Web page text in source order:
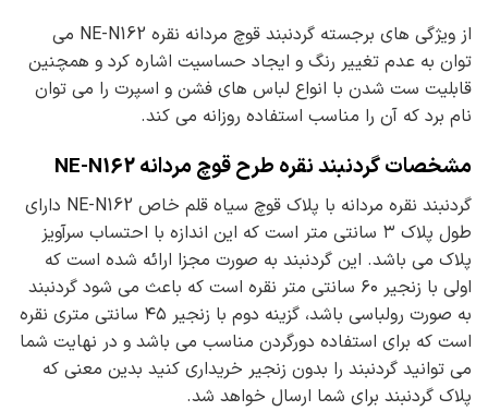
از ویژگی های برجسته گردنبند قوچ مردانه نقره NE-N162 می
توان به عدم تغییر رنگ و ایجاد حساسیت اشاره کرد و همچنین
قابلیت ست شدن با انواع لباس های فشن و اسپرت را می توان
نام برد که آن را مناسب استفاده روزانه می کند.
مشخصات گردنبند نقره طرح قوچ مردانه NE-N162
گردنبند نقره مردانه با پلاک قوچ سیاه قلم خاص NE-N162 دارای
طول پلاک ۳ سانتی متر است که این اندازه با احتساب سرآویز
پلاک می باشد. این گردنبند به صورت مجزا ارائه شده است که
اولی با زنجیر ۶۰ سانتی متر نقره است که باعث می شود گردنبند
به صورت رولباسی باشد، گزینه دوم با زنجیر ۴۵ سانتی متری نقره
است که برای استفاده دورگردن مناسب می باشد و در نهایت شما
می توانید گردنبند را بدون زنجیر خریداری کنید بدین معنی که
پلاک گردنبند برای شما ارسال خواهد شد.